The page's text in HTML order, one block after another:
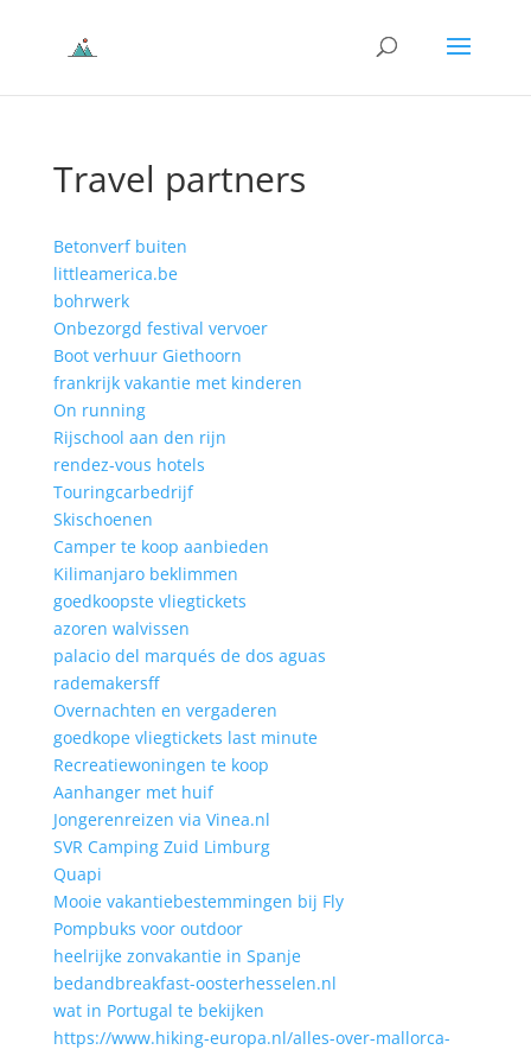
Travel partners
Betonverf buiten
littleamerica.be
bohrwerk
Onbezorgd festival vervoer
Boot verhuur Giethoorn
frankrijk vakantie met kinderen
On running
Rijschool aan den rijn
rendez-vous hotels
Touringcarbedrijf
Skischoenen
Camper te koop aanbieden
Kilimanjaro beklimmen
goedkoopste vliegtickets
azoren walvissen
palacio del marqués de dos aguas
rademakersff
Overnachten en vergaderen
goedkope vliegtickets last minute
Recreatiewoningen te koop
Aanhanger met huif
Jongerenreizen via Vinea.nl
SVR Camping Zuid Limburg
Quapi
Mooie vakantiebestemmingen bij Fly
Pompbuks voor outdoor
heelrijke zonvakantie in Spanje
bedandbreakfast-oosterhesselen.nl
wat in Portugal te bekijken
https://www.hiking-europa.nl/alles-over-mallorca-